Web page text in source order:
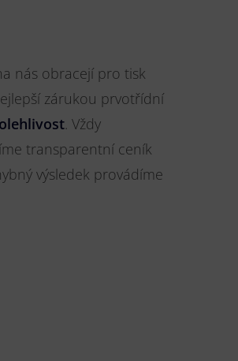
nás obracejí pro tisk
zárukou prvotřídní
. Vždy
transparentní ceník
výsledek provádíme